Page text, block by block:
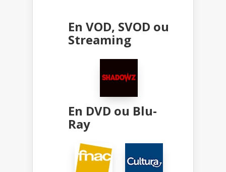
En VOD, SVOD ou
Streaming
En DVD ou Blu-
Ray